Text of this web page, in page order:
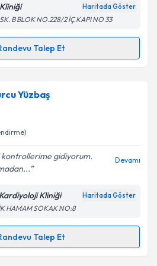
Haritada Göster
B BLOK NO.228/2 İÇ KAPI NO 33
Talep Et
Talebi
Acariçin randevu takvimi talebi
randevu almanız için bir
e-posta ile bilgilendireceğiz.
işlenmesine ilişkin
Aydınlatma
ve kişisel verilerimin belirtilen
kabul ediyorum.
Yüzbaş
kontrollerime gidiyorum.
Devamı
Kliniği Haritada Göster
HAMAM SOKAK NO:8
Talep Et
Talebi